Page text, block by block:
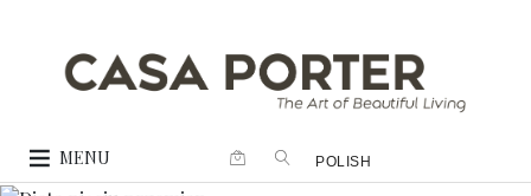
MENU POLISH